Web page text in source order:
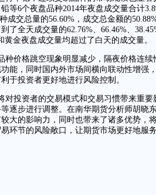
等6个夜盘品种2014年夜盘成交量合计
成交总量的56.60%，成交总金额的
全天成交量的62.76%、66.46%、
黄金夜盘成交量均超过了白天的成交量。
种价格跳空现象明显减少，隔夜价格连续
能，同时国内外市场间横向联动性增强
于投资者更好地进行风险控制。
对投资者的交易模式和交易习惯带来重要
逐步进行调整。在南华期货分析师胡晓
大的影响力，同时也带来了诸多优势，
环节的风险敞口，让期货市场更好地服